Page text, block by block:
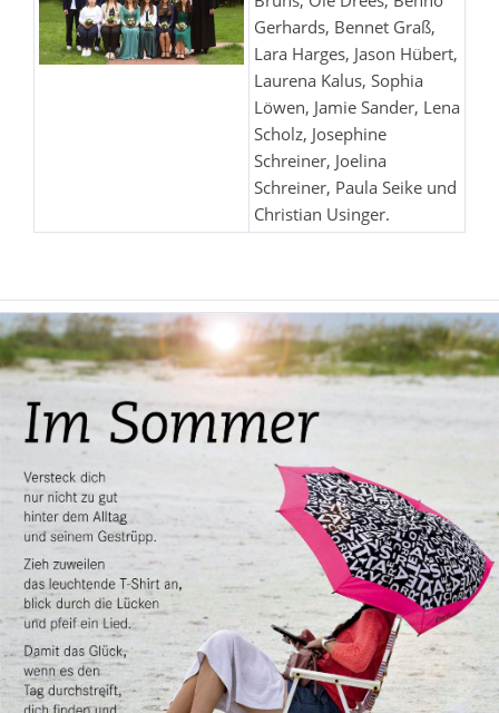
Gerhards, Bennet Graß,
Lara Harges, Jason Hübert,
Laurena Kalus, Sophia
Löwen, Jamie Sander, Lena
Scholz, Josephine
Schreiner, Joelina
Schreiner, Paula Seike und
Christian Usinger.